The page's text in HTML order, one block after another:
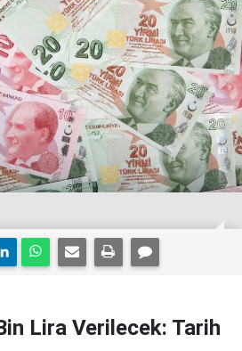
Lira Verilecek: Tarih